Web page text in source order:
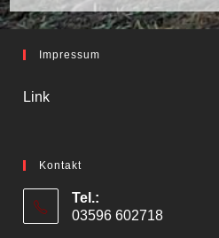
Impressum
Link
Kontakt
Tel.:
03596 602718